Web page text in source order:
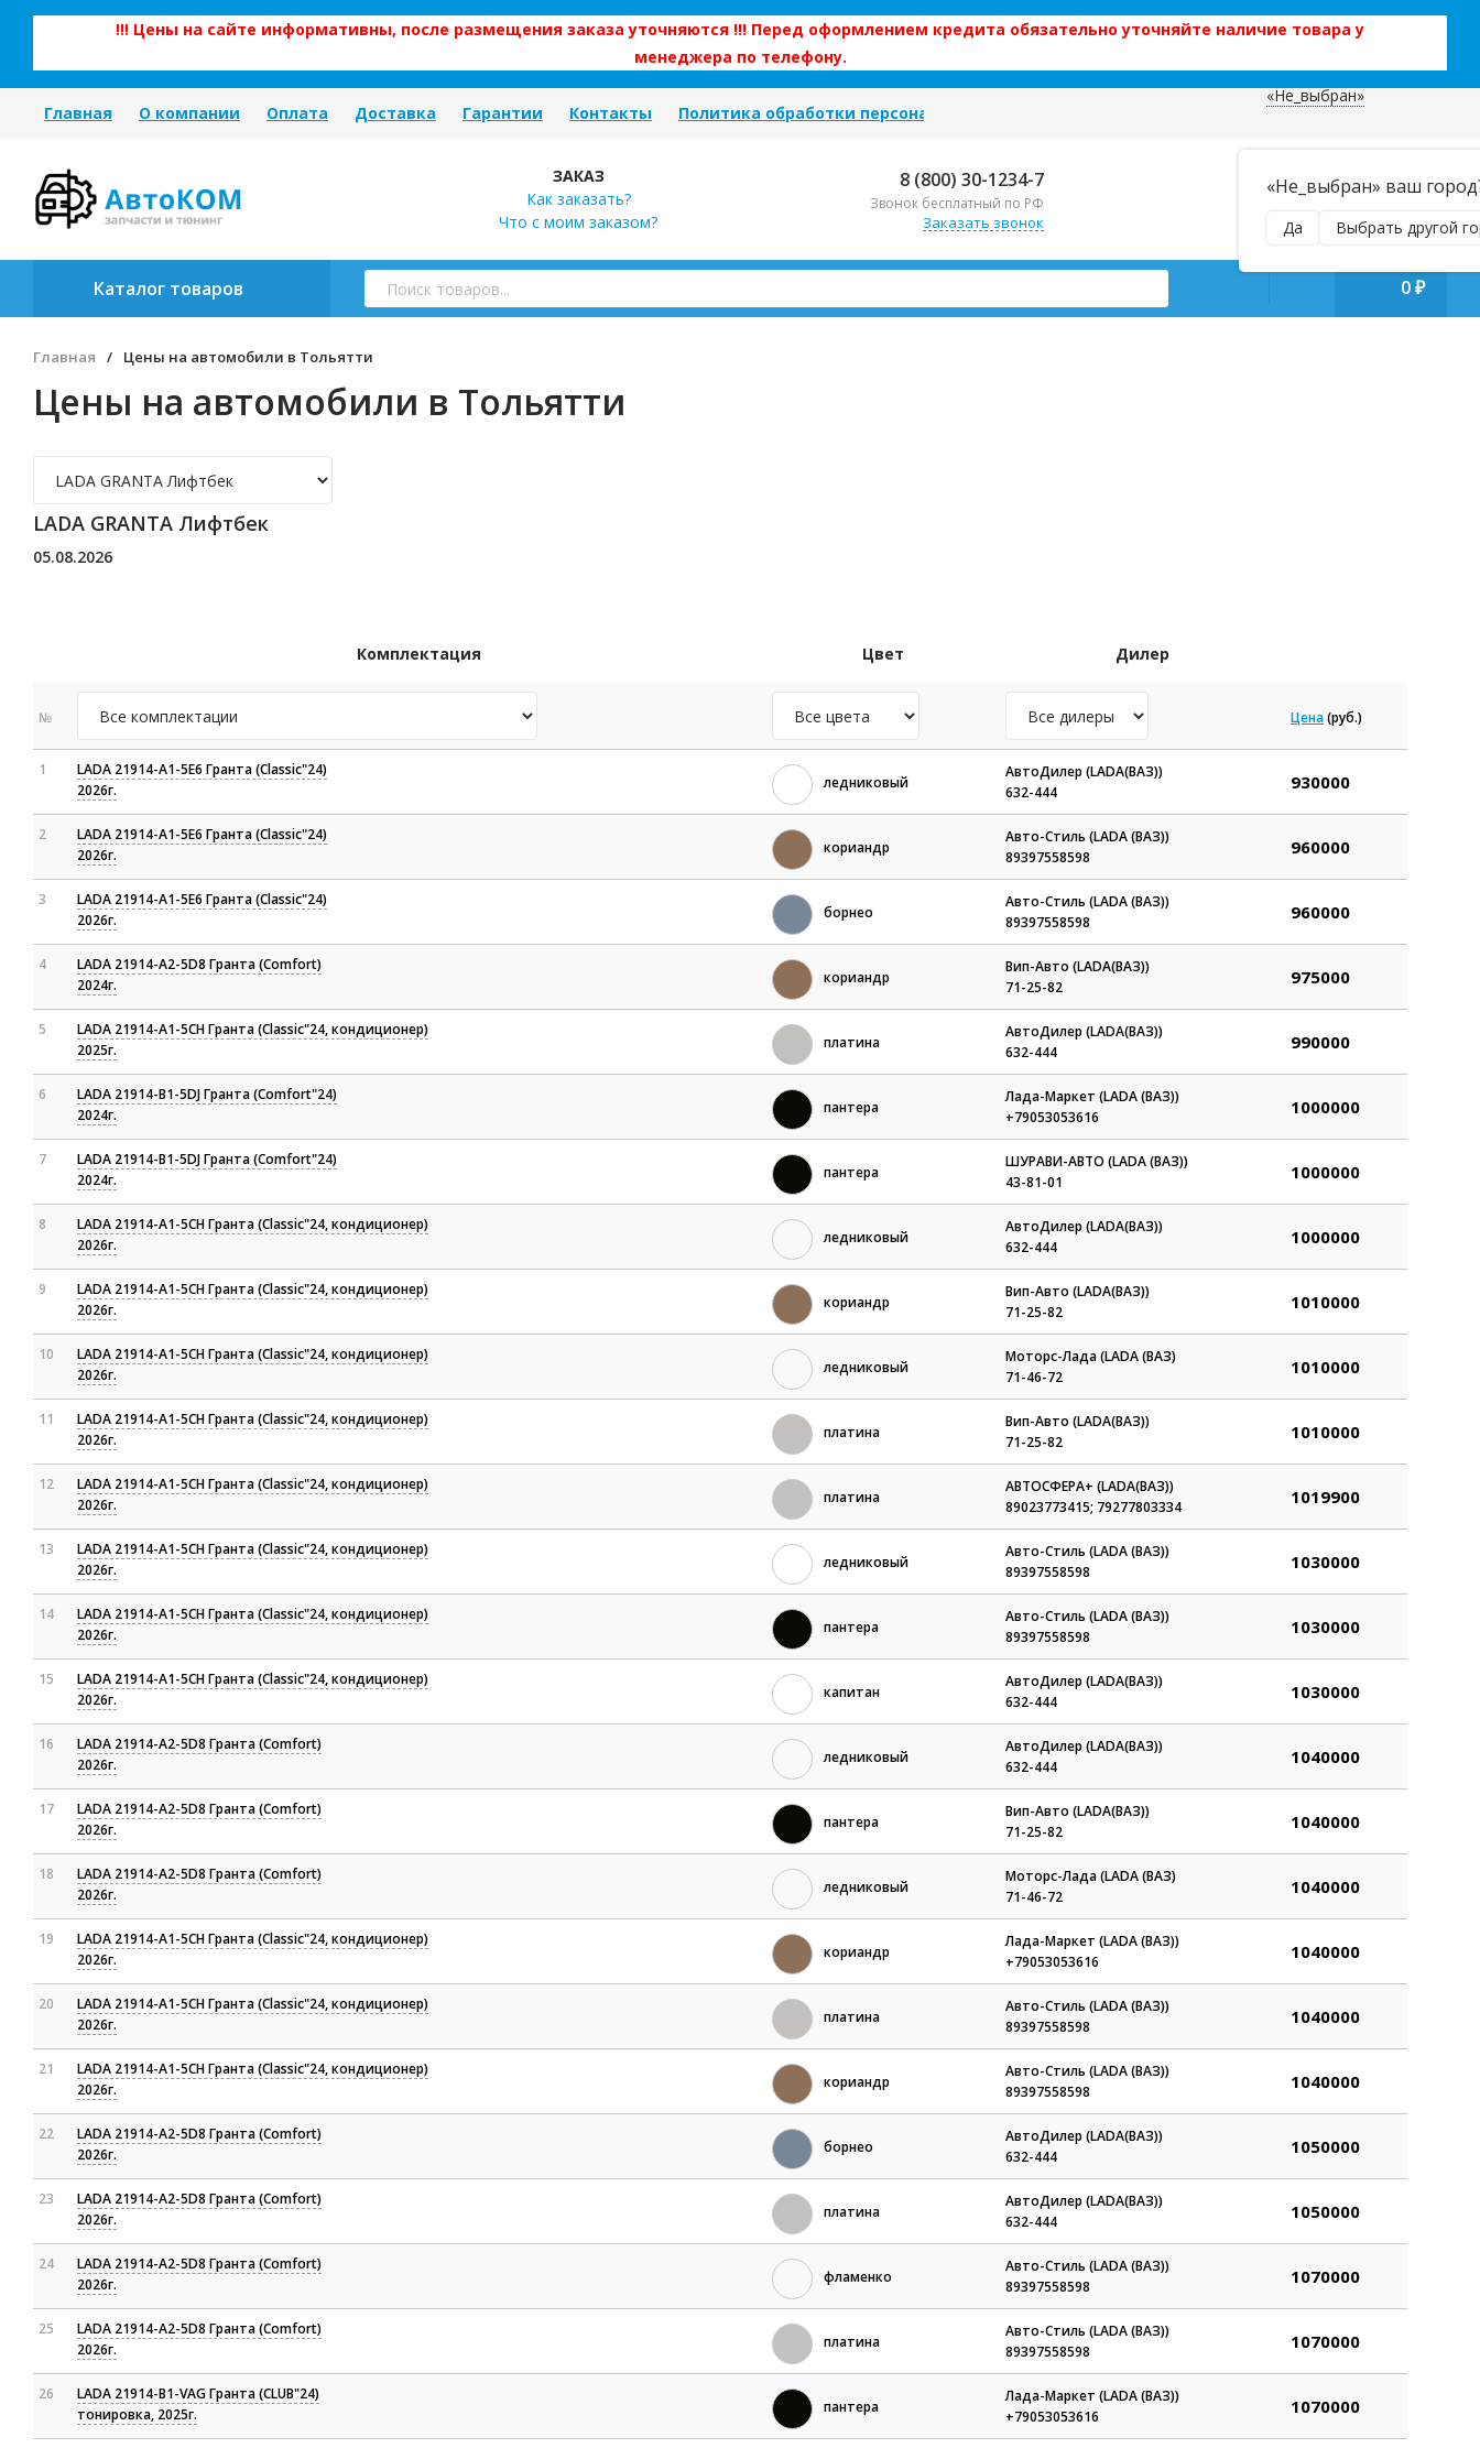
!!! Цены на сайте информативны, после размещения заказа уточняются !!! Перед оформлением кредита обязательно уточняйте наличие товара у
менеджера по телефону.
Главная О компании Оплата Доставка Гарантии Контакты Политика обработки персональных данных
«Не_выбран»
«Не_выбран» ваш
Да Выбрать другой
ЗАКАЗ
Как заказать?
Что с моим заказом?
8 (800) 30-1234-7
Звонок бесплатный по РФ
Заказать звонок
наложенным платежом!
manager@regiontehsnab.ru
Каталог товаров 0 ₽
Главная / Цены на автомобили в Тольятти
Цены на автомобили в Тольятти
LADA GRANTA Лифтбек
05.08.2026
Комплектация Цвет Дилер
№ Цена(руб.)
1
LADA 21914-A1-5E6 Гранта (Classic"24)
2026г.
ледниковый
АвтоДилер (LADA(ВАЗ))
632-444
930000
2
LADA 21914-A1-5E6 Гранта (Classic"24)
2026г.
кориандр
Авто-Стиль (LADA (ВАЗ))
89397558598
960000
3
LADA 21914-A1-5E6 Гранта (Classic"24)
2026г.
борнео
Авто-Стиль (LADA (ВАЗ))
89397558598
960000
4
LADA 21914-A2-5D8 Гранта (Comfort)
2024г.
кориандр
Вип-Авто (LADA(ВАЗ))
71-25-82
975000
5
LADA 21914-A1-5CH Гранта (Classic"24, кондиционер)
2025г.
платина
АвтоДилер (LADA(ВАЗ))
632-444
990000
6
LADA 21914-B1-5DJ Гранта (Comfort"24)
2024г.
пантера
Лада-Маркет (LADA (ВАЗ))
+79053053616
1000000
7
LADA 21914-B1-5DJ Гранта (Comfort"24)
2024г.
пантера
ШУРАВИ-АВТО (LADA (ВАЗ))
43-81-01
1000000
8
LADA 21914-A1-5CH Гранта (Classic"24, кондиционер)
2026г.
ледниковый
АвтоДилер (LADA(ВАЗ))
632-444
1000000
9
LADA 21914-A1-5CH Гранта (Classic"24, кондиционер)
2026г.
кориандр
Вип-Авто (LADA(ВАЗ))
71-25-82
1010000
10
LADA 21914-A1-5CH Гранта (Classic"24, кондиционер)
2026г.
ледниковый
Моторс-Лада (LADA (ВАЗ)
71-46-72
1010000
11
LADA 21914-A1-5CH Гранта (Classic"24, кондиционер)
2026г.
платина
Вип-Авто (LADA(ВАЗ))
71-25-82
1010000
12
LADA 21914-A1-5CH Гранта (Classic"24, кондиционер)
2026г.
платина
АВТОСФЕРА+ (LADA(ВАЗ))
89023773415; 79277803334
1019900
13
LADA 21914-A1-5CH Гранта (Classic"24, кондиционер)
2026г.
ледниковый
Авто-Стиль (LADA (ВАЗ))
89397558598
1030000
14
LADA 21914-A1-5CH Гранта (Classic"24, кондиционер)
2026г.
пантера
Авто-Стиль (LADA (ВАЗ))
89397558598
1030000
15
LADA 21914-A1-5CH Гранта (Classic"24, кондиционер)
2026г.
капитан
АвтоДилер (LADA(ВАЗ))
632-444
1030000
16
LADA 21914-A2-5D8 Гранта (Comfort)
2026г.
ледниковый
АвтоДилер (LADA(ВАЗ))
632-444
1040000
17
LADA 21914-A2-5D8 Гранта (Comfort)
2026г.
пантера
Вип-Авто (LADA(ВАЗ))
71-25-82
1040000
18
LADA 21914-A2-5D8 Гранта (Comfort)
2026г.
ледниковый
Моторс-Лада (LADA (ВАЗ)
71-46-72
1040000
19
LADA 21914-A1-5CH Гранта (Classic"24, кондиционер)
2026г.
кориандр
Лада-Маркет (LADA (ВАЗ))
+79053053616
1040000
20
LADA 21914-A1-5CH Гранта (Classic"24, кондиционер)
2026г.
платина
Авто-Стиль (LADA (ВАЗ))
89397558598
1040000
21
LADA 21914-A1-5CH Гранта (Classic"24, кондиционер)
2026г.
кориандр
Авто-Стиль (LADA (ВАЗ))
89397558598
1040000
22
LADA 21914-A2-5D8 Гранта (Comfort)
2026г.
борнео
АвтоДилер (LADA(ВАЗ))
632-444
1050000
23
LADA 21914-A2-5D8 Гранта (Comfort)
2026г.
платина
АвтоДилер (LADA(ВАЗ))
632-444
1050000
24
LADA 21914-A2-5D8 Гранта (Comfort)
2026г.
фламенко
Авто-Стиль (LADA (ВАЗ))
89397558598
1070000
25
LADA 21914-A2-5D8 Гранта (Comfort)
2026г.
платина
Авто-Стиль (LADA (ВАЗ))
89397558598
1070000
26
LADA 21914-B1-VAG Гранта (СLUB"24)
тонировка, 2025г.
пантера
Лада-Маркет (LADA (ВАЗ))
+79053053616
1070000